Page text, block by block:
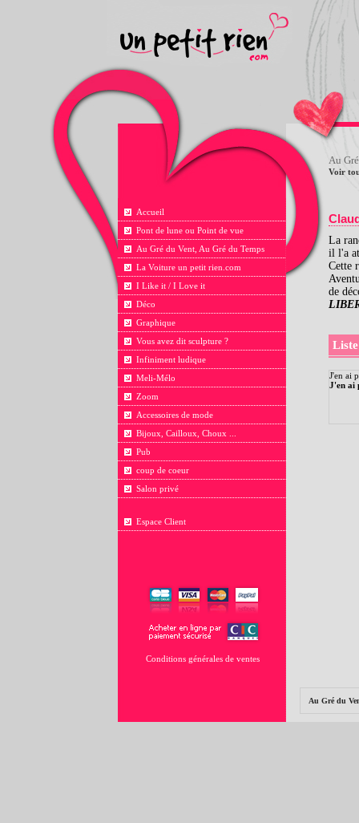
Accueil
Pont de lune ou Point de vue
Au Gré du Vent, Au Gré du Temps
La Voiture un petit rien.com
I Like it / I Love it
Déco
Graphique
Vous avez dit sculpture ?
Infiniment ludique
Meli-Mélo
Zoom
Accessoires de mode
Bijoux, Cailloux, Choux ...
Pub
coup de coeur
Salon privé
Espace Client
Conditions générales de ventes
Au
Voir
La
il l'a
Cette
de
J'en ai
J'en ai
Au Gré du